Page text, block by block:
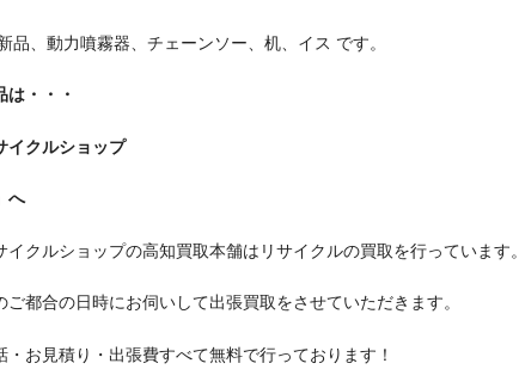
品、動力噴霧器、チェーンソー、机、イス です。
は・・・
イクルショップ
へ
イクルショップの高知買取本舗はリサイクルの買取を行っています。
ご都合の日時にお伺いして出張買取をさせていただきます。
・お見積り・出張費すべて無料で行っております！